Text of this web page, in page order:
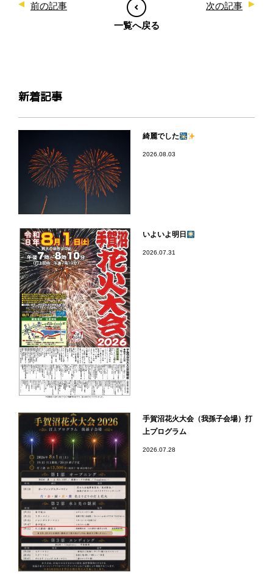
前の記事
一覧へ戻る
次の記事
新着記事
綺麗でした
2026.08.03
いよいよ明日
2026.07.31
手賀沼花火大会（我孫子会場）打
上プログラム
2026.07.28